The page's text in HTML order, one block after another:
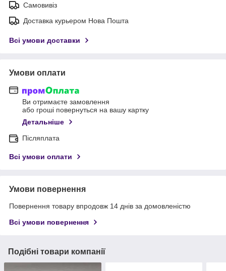
Самовивіз
Доставка курьером Нова Пошта
Всі умови доставки
Умови оплати
Ви отримаєте замовлення
або гроші повернуться на вашу картку
Детальніше
Післяплата
Всі умови оплати
Умови повернення
Повернення товару впродовж 14 днів за домовленістю
Всі умови повернення
Подібні товари компанії